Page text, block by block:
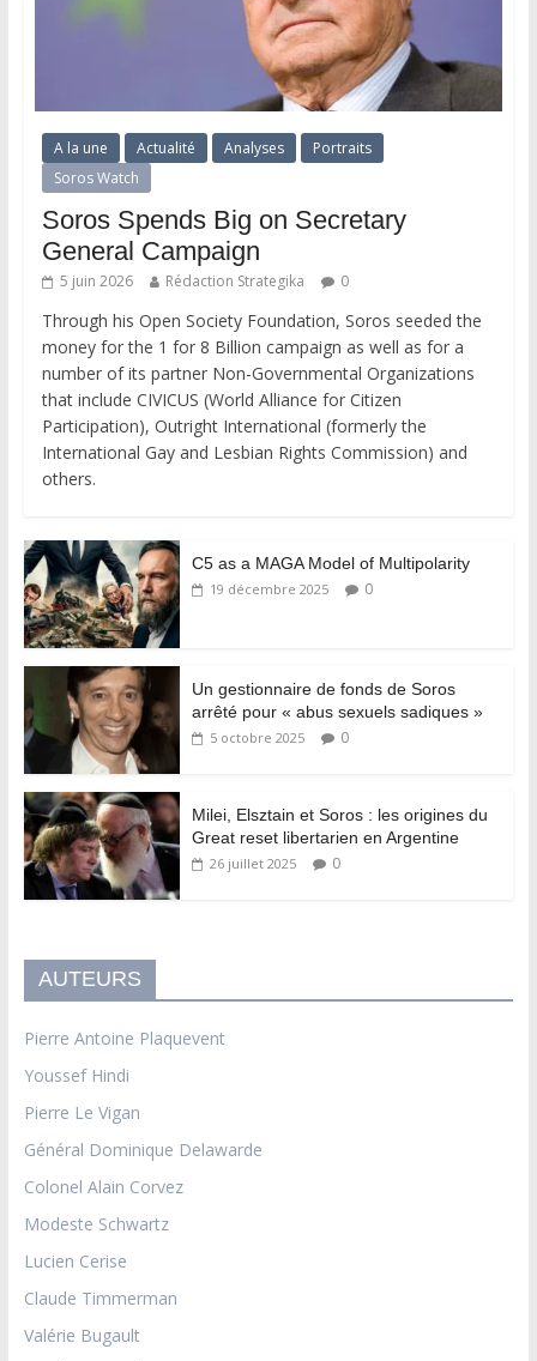
A la une Actualité Analyses
Portraits
Soros Watch
Soros Spends Big on Secretary
General Campaign
5 juin 2026 Rédaction Strategika 0
Through his Open Society Foundation, Soros seeded the
money for the 1 for 8 Billion campaign as well as for a
number of its partner Non-Governmental Organizations
that include CIVICUS (World Alliance for Citizen
Participation), Outright International (formerly the
International Gay and Lesbian Rights Commission) and
others.
C5 as a MAGA Model of Multipolarity
19 décembre 2025 0
Un gestionnaire de fonds de Soros
arrêté pour « abus sexuels sadiques »
5 octobre 2025 0
Milei, Elsztain et Soros : les origines du
Great reset libertarien en Argentine
26 juillet 2025 0
AUTEURS
Pierre Antoine Plaquevent
Youssef Hindi
Pierre Le Vigan
Général Dominique Delawarde
Colonel Alain Corvez
Modeste Schwartz
Lucien Cerise
Claude Timmerman
Valérie Bugault